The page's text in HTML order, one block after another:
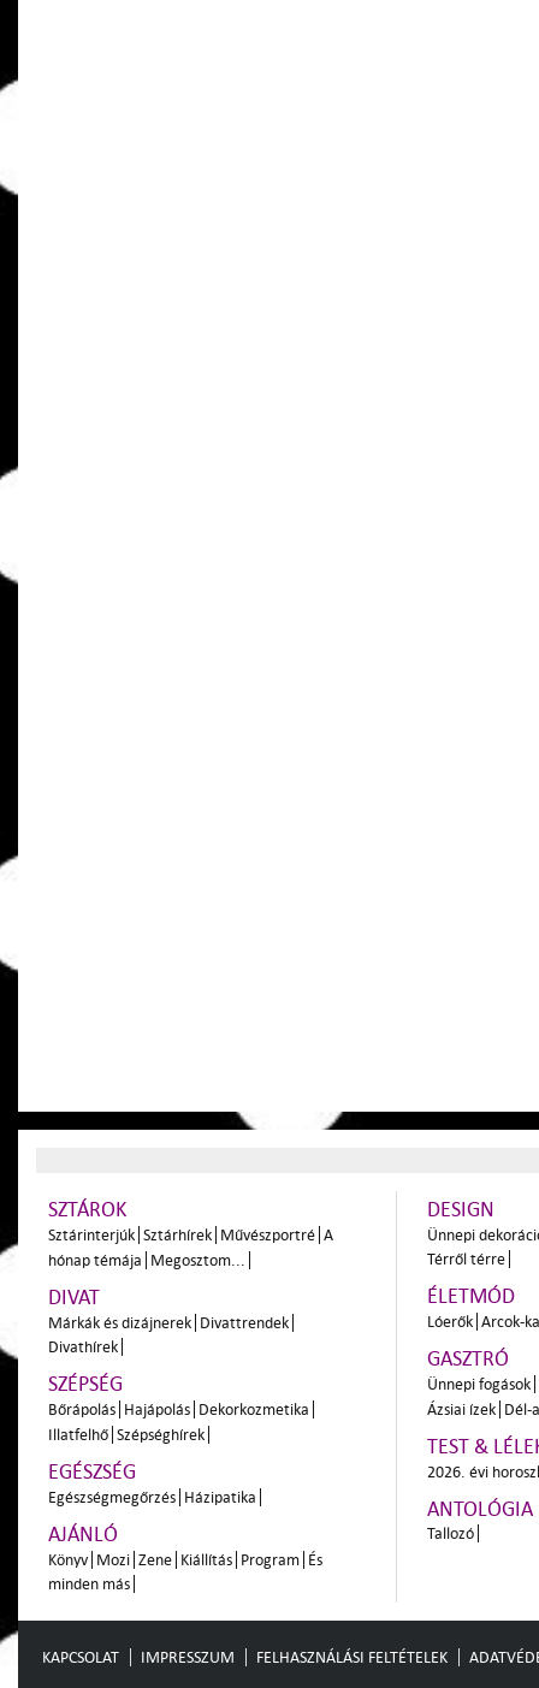
SZTÁROK
Sztárinterjúk Sztárhírek Művészportré A
hónap témája Megosztom...
DIVAT
Márkák és dizájnerek Divattrendek
Divathírek
SZÉPSÉG
Bőrápolás Hajápolás Dekorkozmetika
Illatfelhő Szépséghírek
EGÉSZSÉG
Egészségmegőrzés Házipatika
AJÁNLÓ
Könyv Mozi Zene Kiállítás Program És
minden más
DESIGN
Ünnepi
Térről térre
ÉLETMÓD
Lóerők Arcok-
GASZTRÓ
Ünnepi fogások
Ázsiai ízek Dél-
TEST &
2026. évi
ANTOLÓGIA
Tallozó
KAPCSOLAT IMPRESSZUM FELHASZNÁLÁSI FELTÉTELEK